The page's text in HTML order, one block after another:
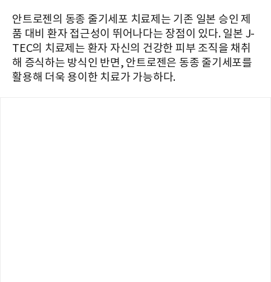
안트로젠의 동종 줄기세포 치료제는 기존 일본 승인 제
품 대비 환자 접근성이 뛰어나다는 장점이 있다. 일본 J-
TEC의 치료제는 환자 자신의 건강한 피부 조직을 채취
해 증식하는 방식인 반면, 안트로젠은 동종 줄기세포를
활용해 더욱 용이한 치료가 가능하다.